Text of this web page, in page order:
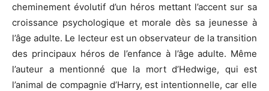
cheminement évolutif d’un héros mettant l’accent sur sa
croissance psychologique et morale dès sa jeunesse à
l’âge adulte. Լe lecteur est un observateur de la transition
des principaux héros de l’enfance à l’âge adulte. Même
l’auteur a mentionné que la mort d’Hedwige, qui est
l’animal de compagnie d’Harry, est intentionnelle, car elle